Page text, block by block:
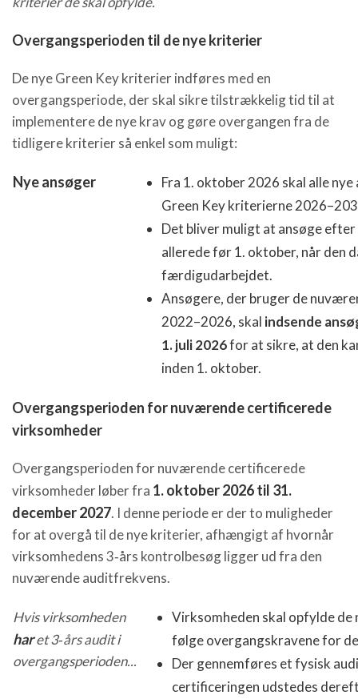
Overgangsperioden til de nye kriterier
De nye Green Key kriterier indføres med en
overgangsperiode, der skal sikre tilstrækkelig tid til at
implementere de nye krav og gøre overgangen fra de
tidligere kriterier så enkel som muligt:
Nye ansøger
Fra 1. oktober 2026 skal alle
Green Key kriterierne
Det bliver muligt at ansøge
allerede før 1. oktober, når den
færdigudarbejdet.
Ansøgere, der bruger de
2022–2026, skal indsende
1. juli 2026for at sikre, at den
inden 1. oktober.
Overgangsperioden for nuværende certificerede
virksomheder
Overgangsperioden for nuværende certificerede
virksomheder løber fra 1. oktober 2026 til 31.
december 2027. I denne periode er der to muligheder
for at overgå til de nye kriterier, afhængigt af hvornår
virksomhedens 3‑års kontrolbesøg ligger ud fra den
nuværende auditfrekvens.
Hvis virksomheden
haret 3‑års audit i
overgangsperioden...
Virksomheden skal opfylde
følge overgangskravene for
Der gennemføres et fysisk
certificeringen udstedes